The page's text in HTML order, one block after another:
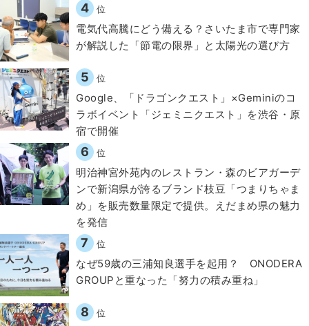
4 位
電気代高騰にどう備える？さいたま市で専門家
が解説した「節電の限界」と太陽光の選び方
5 位
Google、「ドラゴンクエスト」×Geminiのコ
ラボイベント「ジェミニクエスト」を渋谷・原
宿で開催
6 位
明治神宮外苑内のレストラン・森のビアガーデ
ンで新潟県が誇るブランド枝豆「つまりちゃま
め」を販売数量限定で提供。えだまめ県の魅力
を発信
7 位
なぜ59歳の三浦知良選手を起用？ ONODERA
GROUPと重なった「努力の積み重ね」
8 位